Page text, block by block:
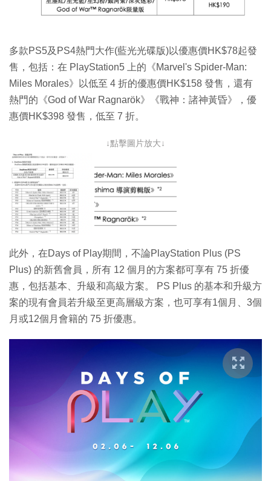
多款PS5及PS4熱門大作(藍光光碟版)以優惠價HK$78起發
售，包括：在 PlayStation5 上的《Marvel's Spider-Man:
Miles Morales》以低至 4 折的優惠價HK$158 發售，還有
熱門的《God of War Ragnarök》《戰神：諸神黃昏》，優
惠價HK$398 發售，低至 7 折。
↓點擊圖片放大↓
此外，在Days of Play期間，不論PlayStation Plus (PS
Plus) 的新舊會員，所有 12 個月的方案都可享有 75 折優
惠，包括基本、升級和高級方案。 PS Plus 的基本和升級方
案的現有會員若升級至更高層級方案，也可享有1個月、3個
月或12個月會籍的 75 折優惠。